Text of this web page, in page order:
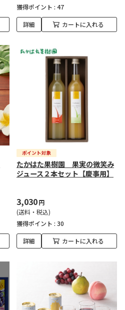
獲得ポイント : 47
詳細 カートに入れる
たかはた果樹園 果実の微笑み
ジュース２本セット【慶事用】
3,030円
(送料・税込)
獲得ポイント : 30
詳細 カートに入れる